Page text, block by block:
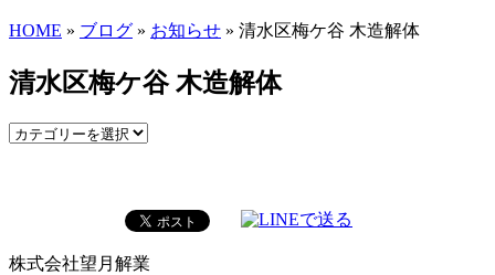
HOME » ブログ » お知らせ » 清水区梅ケ谷 木造解体
清水区梅ケ谷 木造解体
株式会社望月解業